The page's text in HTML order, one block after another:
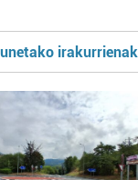
irakurrienak